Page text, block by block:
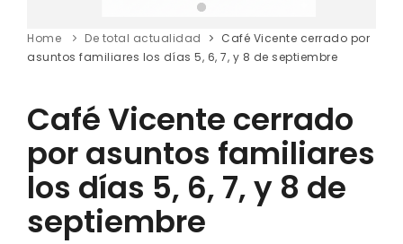
Home De total actualidad
Café Vicente cerrado por
asuntos familiares los días 5, 6, 7, y 8 de septiembre
Café Vicente cerrado
por asuntos familiares
los días 5, 6, 7, y 8 de
septiembre